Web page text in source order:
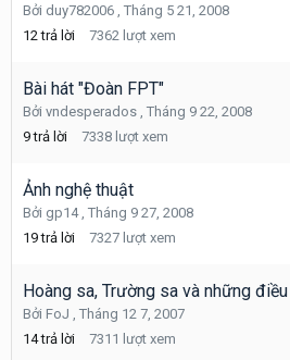
Bởi duy782006 , Tháng 5 21, 2008
12 trả lời 7362 lượt xem
Bài hát "Đoàn FPT"
Bởi vndesperados , Tháng 9 22, 2008
9 trả lời 7338 lượt xem
Ảnh nghệ thuật
Bởi gp14, Tháng 9 27, 2008
19 trả lời 7327 lượt xem
Hoàng sa, Trường sa và những
Bởi FoJ , Tháng 12 7, 2007
14 trả lời 7311 lượt xem